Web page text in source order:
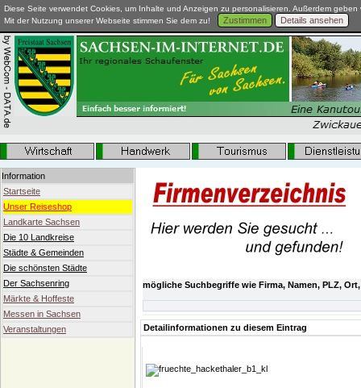
Diese Seite verwendet Cookies, um Inhalte und Anzeigen zu personalisieren. Außerdem
Mit der Nutzung unserer Webseite stimmen Sie dem zu!
Zustimmen Details ansehen
Information
Startseite
Unser Reiseshop
Landkarte Sachsen
Die 10 Landkreise
Städte & Gemeinden
Die schönsten Städte
Der Sachsenring
Märkte & Hoffeste
Messen in Sachsen
Veranstaltungen
mögliche Suchbegriffe wie Firma, Namen, PLZ,
Detailinformationen zu diesem Eintrag